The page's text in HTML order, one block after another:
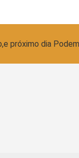
próximo dia